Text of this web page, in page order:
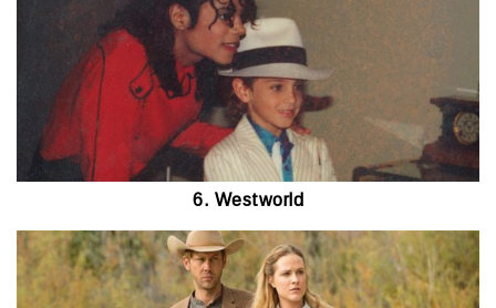
6. Westworld